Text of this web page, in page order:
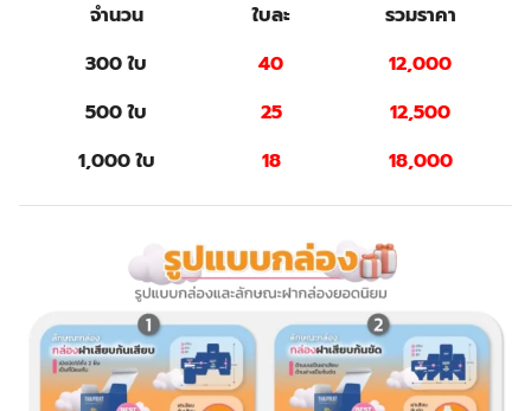
จำนวน ใบละ
รวมราคา
300 ใบ
40
12,000
500 ใบ
25
12,500
1,000 ใบ
18 18,000